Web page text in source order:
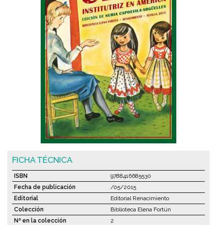
FICHA TÉCNICA
ISBN
9788416685530
Fecha de publicación
/05/2015
Editorial
Editorial Renacimiento
Colección
Biblioteca Elena Fortún
Nº en la colección
2